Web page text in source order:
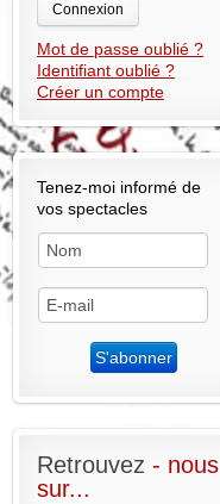
Connexion
Mot de passe oublié ?
Identifiant oublié ?
Créer un compte
Tenez-moi informé de
vos spectacles
Retrouvez - nous
sur...